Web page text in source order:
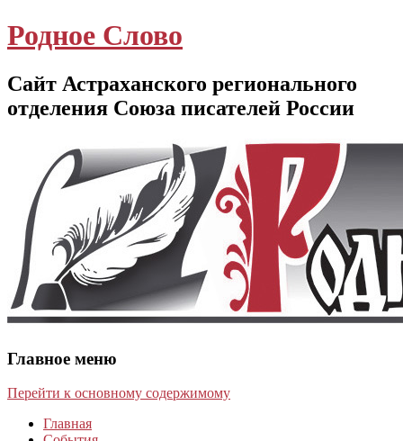
Родное Слово
Сайт Астраханского регионального
отделения Союза писателей России
Главное меню
Перейти к основному содержимому
Главная